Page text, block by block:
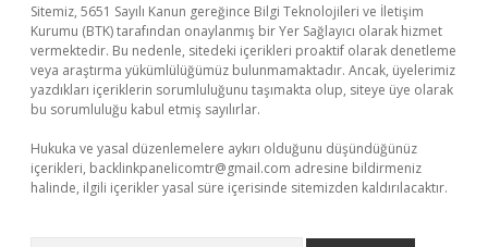
Sitemiz, 5651 Sayılı Kanun gereğince Bilgi Teknolojileri ve İletişim
Kurumu (BTK) tarafından onaylanmış bir Yer Sağlayıcı olarak hizmet
vermektedir. Bu nedenle, sitedeki içerikleri proaktif olarak denetleme
veya araştırma yükümlülüğümüz bulunmamaktadır. Ancak, üyelerimiz
yazdıkları içeriklerin sorumluluğunu taşımakta olup, siteye üye olarak
bu sorumluluğu kabul etmiş sayılırlar.
Hukuka ve yasal düzenlemelere aykırı olduğunu düşündüğünüz
içerikleri, backlinkpanelicomtr@gmail.com adresine bildirmeniz
halinde, ilgili içerikler yasal süre içerisinde sitemizden kaldırılacaktır.